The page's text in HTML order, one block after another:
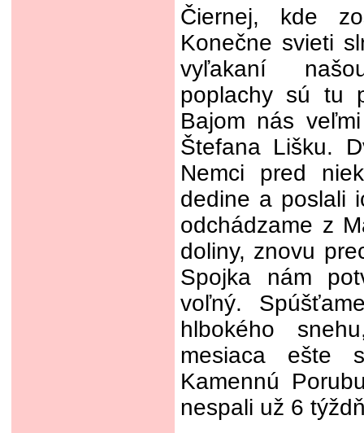
Čiernej, kde
Konečne svieti
vyľakaní
poplachy sú tu
Bajom nás
Štefana Lišku.
Nemci pred
dedine a poslali
odchádzame z
doliny, znovu
Spojka nám
voľný.
hlbokého
mesiaca ešte
Kamennú
nespali už 6